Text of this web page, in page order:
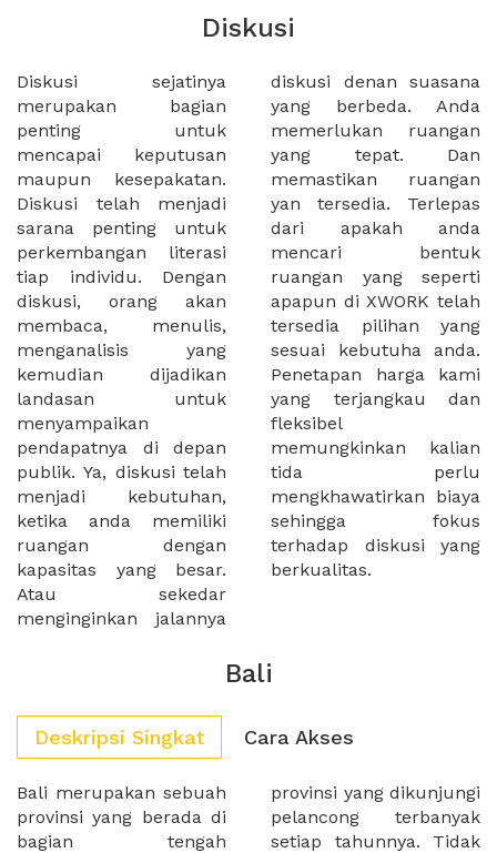
Diskusi
Diskusi sejatinya
merupakan bagian
penting untuk
mencapai keputusan
maupun kesepakatan.
Diskusi telah menjadi
sarana penting untuk
perkembangan literasi
tiap individu. Dengan
diskusi, orang akan
membaca, menulis,
menganalisis yang
kemudian dijadikan
landasan untuk
menyampaikan
pendapatnya di depan
publik. Ya, diskusi telah
menjadi kebutuhan,
ketika anda memiliki
ruangan dengan
kapasitas yang besar.
Atau sekedar
menginginkan jalannya
diskusi denan suasana
yang berbeda. Anda
memerlukan ruangan
yang tepat. Dan
memastikan ruangan
yan tersedia. Terlepas
dari apakah anda
mencari bentuk
ruangan yang seperti
apapun di XWORK telah
tersedia pilihan yang
sesuai kebutuha anda.
Penetapan harga kami
yang terjangkau dan
fleksibel
memungkinkan kalian
tida perlu
mengkhawatirkan biaya
sehingga fokus
terhadap diskusi yang
berkualitas.
Bali
Deskripsi Singkat Cara Akses
Bali merupakan sebuah
provinsi yang berada di
bagian tengah
provinsi yang dikunjungi
pelancong terbanyak
setiap tahunnya. Tidak